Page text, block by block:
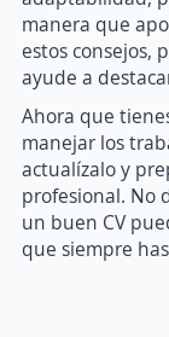
manera que
estos consejos,
ayude a
Ahora que
manejar los
actualízalo y
profesional. No
un buen CV
que siempre